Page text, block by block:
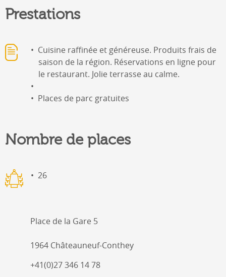
Prestations
Cuisine raffinée et généreuse. Produits frais de
saison de la région. Réservations en ligne pour
le restaurant. Jolie terrasse au calme.
Places de parc gratuites
Nombre de places
26
Place de la Gare 5
1964 Châteauneuf-Conthey
+41(0)27 346 14 78